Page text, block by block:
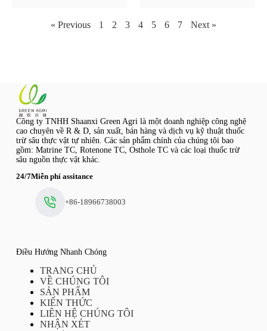
« Previous 1 2 3 4 5 6 7 Next »
Công ty TNHH Shaanxi Green Agri là một doanh nghiệp công nghệ
cao chuyên về R & D, sản xuất, bán hàng và dịch vụ kỹ thuật thuốc
trừ sâu thực vật tự nhiên. Các sản phẩm chính của chúng tôi bao
gồm: Matrine TC, Rotenone TC, Osthole TC và các loại thuốc trừ
sâu nguồn thực vật khác.
24/7Miễn phí assitance
+86-18966738003
Điều Hướng Nhanh Chóng
TRANG CHỦ
VỀ CHÚNG TÔI
SẢN PHẨM
KIẾN THỨC
LIÊN HỆ CHÚNG TÔI
NHẬN XÉT